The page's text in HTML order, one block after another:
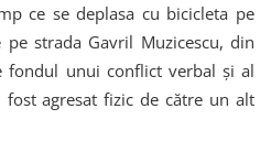
ce se deplasa cu bicicleta pe
strada Gavril Muzicescu, din
fondul unui conflict verbal și al
agresat fizic de către un alt